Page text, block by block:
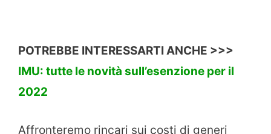
POTREBBE INTERESSARTI ANCHE >>>
IMU: tutte le novità sull’esenzione per il
2022
Affronteremo rincari sui costi di generi